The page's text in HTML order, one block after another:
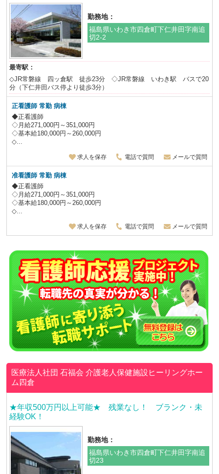
勤務地：
福島県いわき市四倉町下仁井田字南追
切2-2
最寄駅：
◇JR常磐線 四ッ倉駅 徒歩23分 ◇JR常磐線 いわき駅 バスで20
分（下仁井田バス停より徒歩3分）
正看護師 常勤 病棟
◆正看護師
◇月給271,000円～351,000円
◇基本給180,000円～260,000円
◇...
求人を保存 電話で質問 メールで質問
准看護師 常勤 病棟
◆正看護師
◇月給271,000円～351,000円
◇基本給180,000円～260,000円
◇...
求人を保存 電話で質問 メールで質問
医療法人社団 石福会介護老人保健施設ヒーリングホー
ム四倉
★年収500万円以上可能★ 残業なし！ ブランク・未
経験OK！
勤務地：
福島県いわき市四倉町下仁井田字南追
切23